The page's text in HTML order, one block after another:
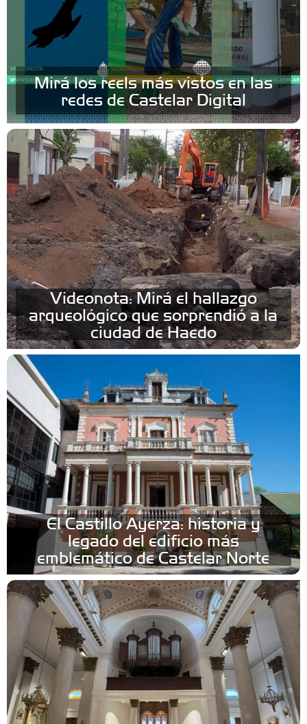
Mirá los reels más vistos en las
redes de Castelar Digital
Videonota: Mirá el hallazgo
arqueológico que sorprendió a la
ciudad de Haedo
El Castillo Ayerza: historia y
legado del edificio más
emblemático de Castelar Norte